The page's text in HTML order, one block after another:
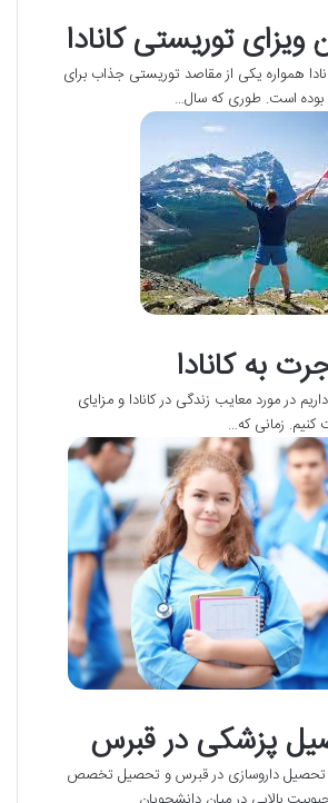
توریستی کانادا
همواره یکی از مقاصد توریستی جذاب برای
بوده است. طوری که سال…
به کانادا
در مورد معایب زندگی در کانادا و مزایای
کنیم. زمانی که…
پزشکی در قبرس
داروسازی در قبرس و تحصیل تخصص